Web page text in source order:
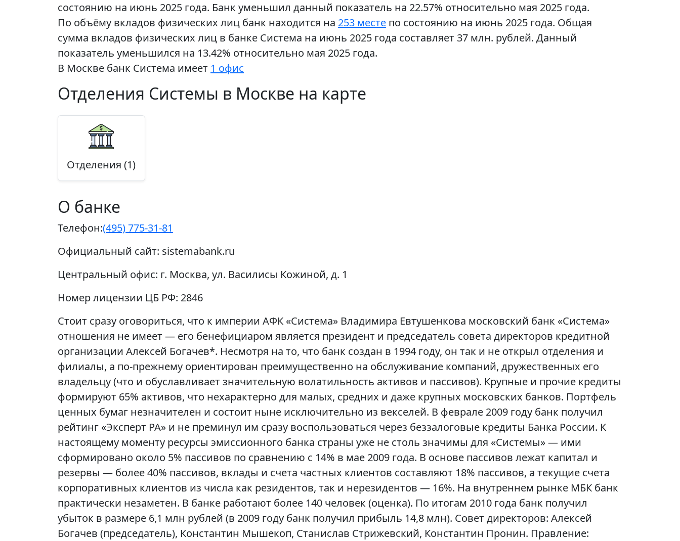
состоянию на июнь 2025 года. Банк уменьшил данный показатель на 22.57% относительно мая 2025 года.
По объёму вкладов физических лиц банк находится на 253 месте по состоянию на июнь 2025 года. Общая
сумма вкладов физических лиц в банке Система на июнь 2025 года составляет 37 млн. рублей. Данный
показатель уменьшился на 13.42% относительно мая 2025 года.
В Москве банк Система имеет 1 офис
Отделения Системы в Москве на карте
Отделения (1)
О банке
Телефон:(495) 775-31-81
Официальный сайт: sistemabank.ru
Центральный офис: г. Москва, ул. Василисы Кожиной, д. 1
Номер лицензии ЦБ РФ: 2846
Стоит сразу оговориться, что к империи АФК «Система» Владимира Евтушенкова московский банк «Система»
отношения не имеет — его бенефициаром является президент и председатель совета директоров кредитной
организации Алексей Богачев*. Несмотря на то, что банк создан в 1994 году, он так и не открыл отделения и
филиалы, а по-прежнему ориентирован преимущественно на обслуживание компаний, дружественных его
владельцу (что и обуславливает значительную волатильность активов и пассивов). Крупные и прочие кредиты
формируют 65% активов, что нехарактерно для малых, средних и даже крупных московских банков. Портфель
ценных бумаг незначителен и состоит ныне исключительно из векселей. В феврале 2009 году банк получил
рейтинг «Эксперт РА» и не преминул им сразу воспользоваться через беззалоговые кредиты Банка России. К
настоящему моменту ресурсы эмиссионного банка страны уже не столь значимы для «Системы» — ими
сформировано около 5% пассивов по сравнению с 14% в мае 2009 года. В основе пассивов лежат капитал и
резервы — более 40% пассивов, вклады и счета частных клиентов составляют 18% пассивов, а текущие счета
корпоративных клиентов из числа как резидентов, так и нерезидентов — 16%. На внутреннем рынке МБК банк
практически незаметен. В банке работают более 140 человек (оценка). По итогам 2010 года банк получил
убыток в размере 6,1 млн рублей (в 2009 году банк получил прибыль 14,8 млн). Совет директоров: Алексей
Богачев (председатель), Константин Мышекоп, Станислав Стрижевский, Константин Пронин. Правление: